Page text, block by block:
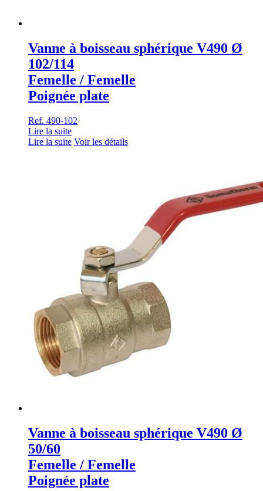
Vanne à boisseau sphérique V490 Ø
102/114
Femelle / Femelle
Poignée plate
Ref. 490-102
Lire la suite
Lire la suite Voir les détails
Vanne à boisseau sphérique V490 Ø
50/60
Femelle / Femelle
Poignée plate